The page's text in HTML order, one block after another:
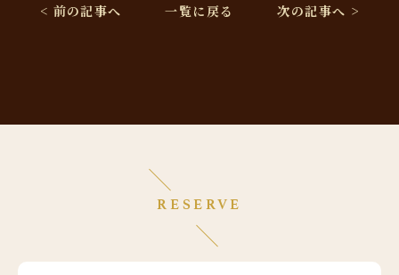
< 前の記事へ 一覧に戻る 次の記事へ >
RESERVE